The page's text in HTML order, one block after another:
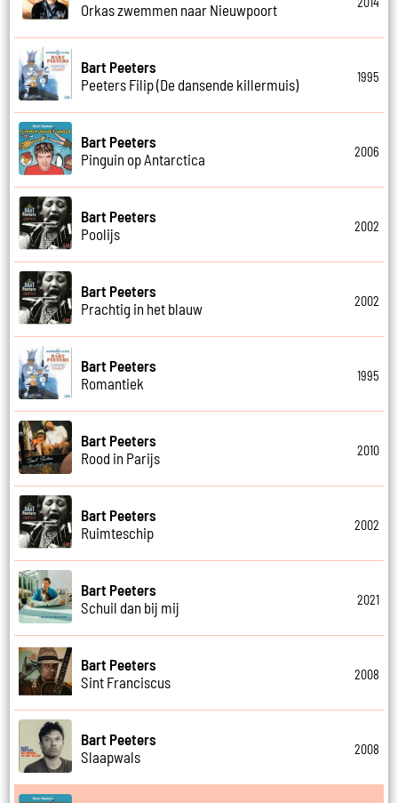
Orkas zwemmen naar Nieuwpoort
Bart Peeters
Peeters Filip (De dansende killermuis)
1995
Bart Peeters
Pinguin op Antarctica
2006
Bart Peeters
Poolijs
2002
Bart Peeters
Prachtig in het blauw
2002
Bart Peeters
Romantiek
1995
Bart Peeters
Rood in Parijs
2010
Bart Peeters
Ruimteschip
2002
Bart Peeters
Schuil dan bij mij
2021
Bart Peeters
Sint Franciscus
2008
Bart Peeters
Slaapwals
2008